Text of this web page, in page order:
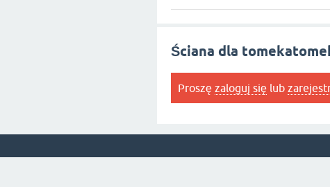
Ściana dla
Proszęzaloguj się lub